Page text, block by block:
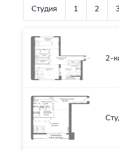
Студия 1 2
2-